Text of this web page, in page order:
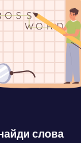
слова